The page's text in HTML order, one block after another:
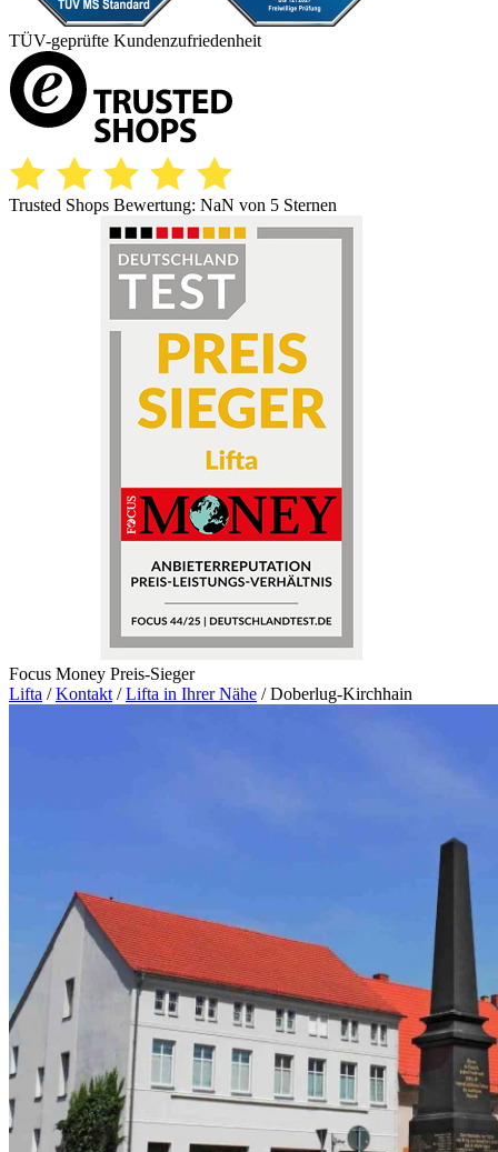
TÜV-geprüfte Kundenzufriedenheit
Trusted Shops Bewertung: NaN von 5 Sternen
Focus Money Preis-Sieger
Lifta / Kontakt / Lifta in Ihrer Nähe / Doberlug-Kirchhain